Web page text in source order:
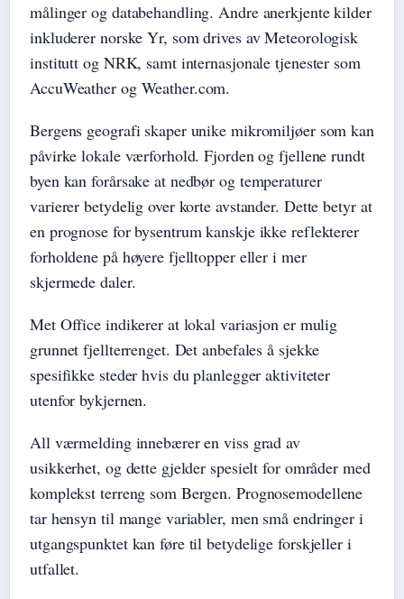
målinger og databehandling. Andre anerkjente kilder
inkluderer norske Yr, som drives av Meteorologisk
institutt og NRK, samt internasjonale tjenester som
AccuWeather og Weather.com.
Bergens geografi skaper unike mikromiljøer som kan
påvirke lokale værforhold. Fjorden og fjellene rundt
byen kan forårsake at nedbør og temperaturer
varierer betydelig over korte avstander. Dette betyr at
en prognose for bysentrum kanskje ikke reflekterer
forholdene på høyere fjelltopper eller i mer
skjermede daler.
Met Office indikerer at lokal variasjon er mulig
grunnet fjellterrenget. Det anbefales å sjekke
spesifikke steder hvis du planlegger aktiviteter
utenfor bykjernen.
All værmelding innebærer en viss grad av
usikkerhet, og dette gjelder spesielt for områder med
komplekst terreng som Bergen. Prognosemodellene
tar hensyn til mange variabler, men små endringer i
utgangspunktet kan føre til betydelige forskjeller i
utfallet.